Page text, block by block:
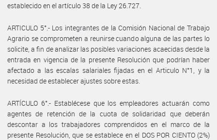
establecido en el artículo 38 de la Ley 26.727.
ARTICULO 5°.- Los integrantes de la Comisión Nacional de Trabajo
Agrario se comprometen a reunirse cuando alguna de las partes lo
solicite, a fin de analizar las posibles variaciones acaecidas desde la
entrada en vigencia de la presente Resolución que podrían haber
afectado a las escalas salariales fijadas en el Articulo N°1, y la
necesidad de establecer ajustes sobre estas.
ARTÍCULO 6°.- Establécese que los empleadores actuarán como
agentes de retención de la cuota de solidaridad que deberán
descontar a los trabajadores comprendidos en el marco de la
presente Resolución, que se establece en el DOS POR CIENTO (2%)